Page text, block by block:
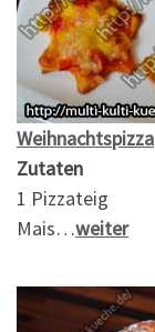
Weihnachtspizza
Zutaten
1 Pizzateig
Mais…weiter